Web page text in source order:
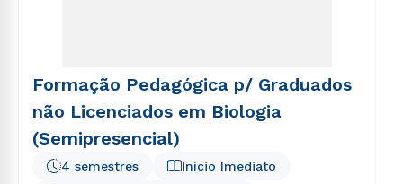
Formação Pedagógica p/ Graduados
não Licenciados em Biologia
(Semipresencial)
Início Imediato
4 semestres